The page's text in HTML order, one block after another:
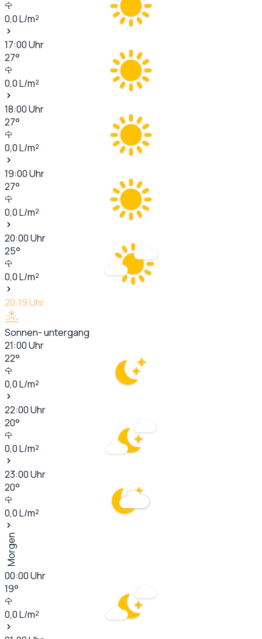
0,0L/m²
17:00Uhr
27°
0,0L/m²
18:00Uhr
27°
0,0L/m²
19:00Uhr
27°
0,0L/m²
20:00Uhr
25°
0,0L/m²
20:19Uhr
Sonnen- untergang
21:00Uhr
22°
0,0L/m²
22:00Uhr
20°
0,0L/m²
23:00Uhr
20°
0,0L/m²
Morgen
00:00Uhr
19°
0,0L/m²